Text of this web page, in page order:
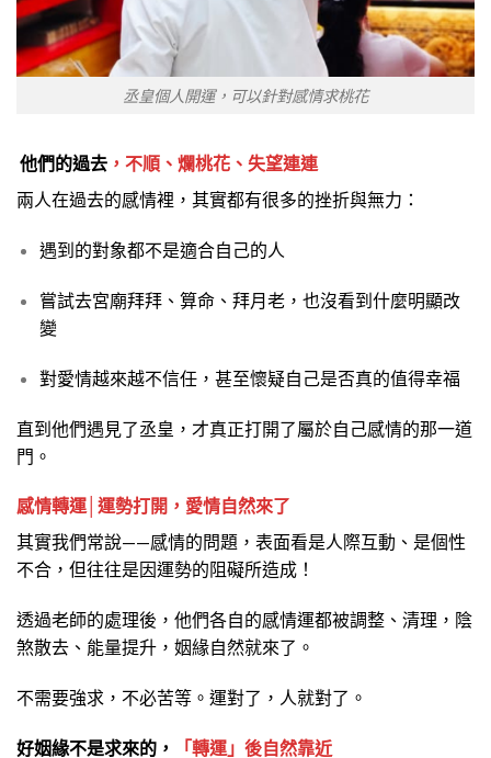
丞皇個人開運，可以針對感情求桃花
他們的過去 ，不順、爛桃花、失望連連
兩人在過去的感情裡，其實都有很多的挫折與無力：
遇到的對象都不是適合自己的人
嘗試去宮廟拜拜、算命、拜月老，也沒看到什麼明顯改
變
對愛情越來越不信任，甚至懷疑自己是否真的值得幸福
直到他們遇見了丞皇，才真正打開了屬於自己感情的那一道
門。
感情轉運│運勢打開，愛情自然來了
其實我們常說——感情的問題，表面看是人際互動、是個性
不合，但往往是因運勢的阻礙所造成！
透過老師的處理後，他們各自的感情運都被調整、清理，陰
煞散去、能量提升，姻緣自然就來了。
不需要強求，不必苦等。運對了，人就對了。
好姻緣不是求來的 ，
「轉運」後自然靠近